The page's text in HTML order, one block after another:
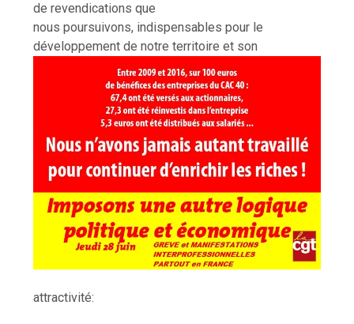
de revendications que
nous poursuivons, indispensables pour le
développement de notre territoire et son
attractivité: